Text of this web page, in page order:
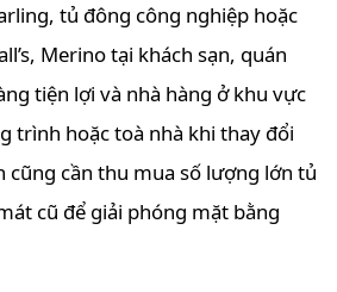
tủ đông công nghiệp hoặc
Merino tại khách sạn, quán
tiện lợi và nhà hàng ở khu vực
trình hoặc toà nhà khi thay đổi
cũng cần thu mua số lượng lớn tủ
cũ để giải phóng mặt bằng